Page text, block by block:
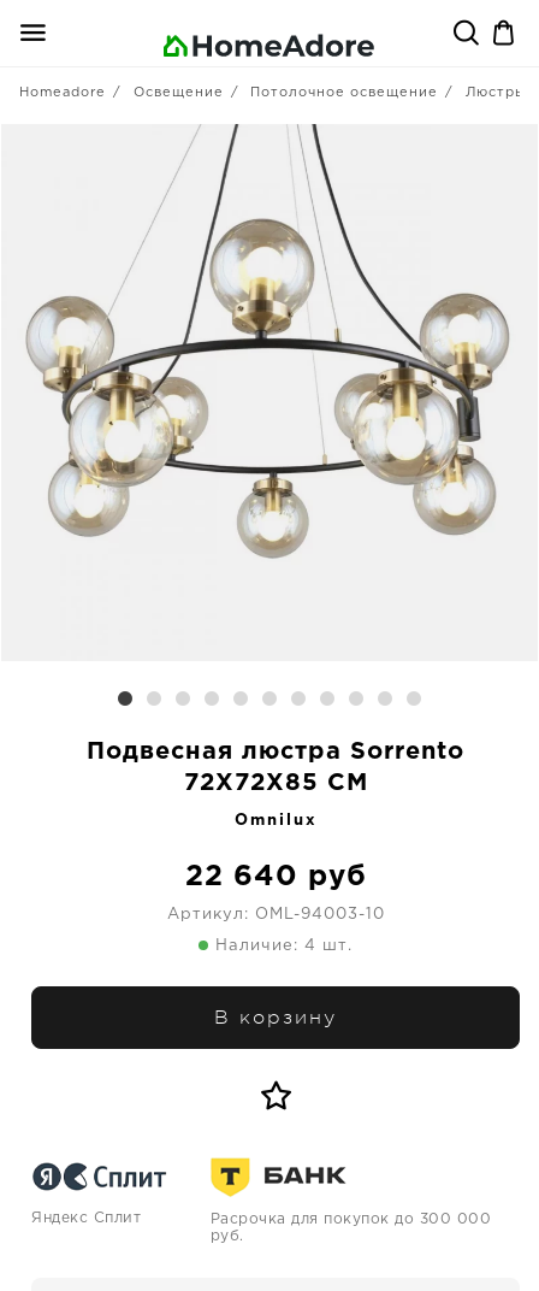
Homeadore Освещение Потолочное освещение Люстры
Подвесная люстра Sorrento
72X72X85 CM
Omnilux
22 640 руб
Артикул: OML-94003-10
Наличие: 4 шт.
В корзину
Яндекс Сплит
Расрочка для покупок до 300 000
руб.